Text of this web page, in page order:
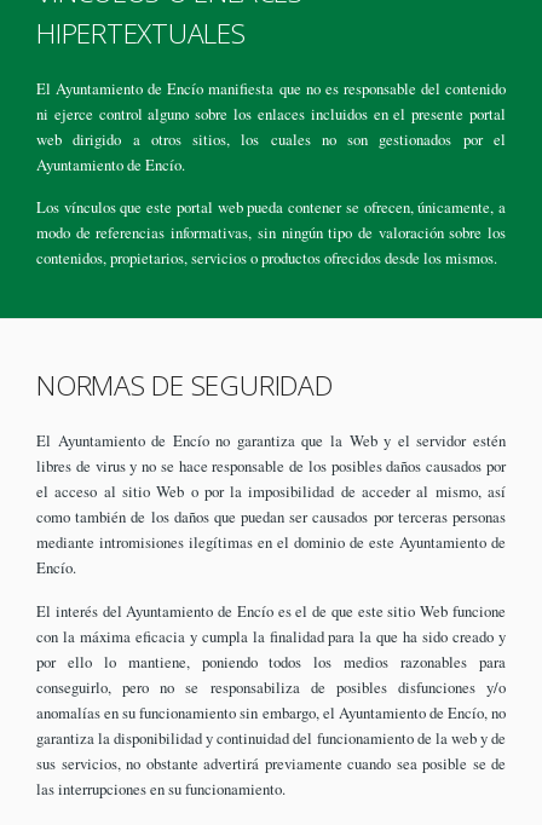
HIPERTEXTUALES
El Ayuntamiento de Encío manifiesta que no es responsable del contenido
ni ejerce control alguno sobre los enlaces incluidos en el presente portal
web dirigido a otros sitios, los cuales no son gestionados por el
Ayuntamiento de Encío.
Los vínculos que este portal web pueda contener se ofrecen, únicamente, a
modo de referencias informativas, sin ningún tipo de valoración sobre los
contenidos, propietarios, servicios o productos ofrecidos desde los mismos.
NORMAS DE SEGURIDAD
El Ayuntamiento de Encío no garantiza que la Web y el servidor estén
libres de virus y no se hace responsable de los posibles daños causados por
el acceso al sitio Web o por la imposibilidad de acceder al mismo, así
como también de los daños que puedan ser causados por terceras personas
mediante intromisiones ilegítimas en el dominio de este Ayuntamiento de
Encío.
El interés del Ayuntamiento de Encío es el de que este sitio Web funcione
con la máxima eficacia y cumpla la finalidad para la que ha sido creado y
por ello lo mantiene, poniendo todos los medios razonables para
conseguirlo, pero no se responsabiliza de posibles disfunciones y/o
anomalías en su funcionamiento sin embargo, el Ayuntamiento de Encío, no
garantiza la disponibilidad y continuidad del funcionamiento de la web y de
sus servicios, no obstante advertirá previamente cuando sea posible se de
las interrupciones en su funcionamiento.